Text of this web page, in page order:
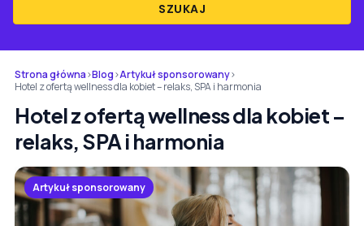
SZUKAJ
Strona główna›Blog›Artykuł sponsorowany›
Hotel z ofertą wellness dla kobiet – relaks, SPA i harmonia
Hotel z ofertą wellness dla kobiet –
relaks, SPA i harmonia
Artykuł sponsorowany